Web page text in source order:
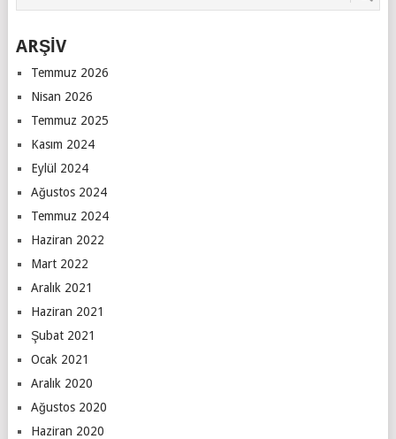
ARŞİV
Temmuz 2026
Nisan 2026
Temmuz 2025
Kasım 2024
Eylül 2024
Ağustos 2024
Temmuz 2024
Haziran 2022
Mart 2022
Aralık 2021
Haziran 2021
Şubat 2021
Ocak 2021
Aralık 2020
Ağustos 2020
Haziran 2020